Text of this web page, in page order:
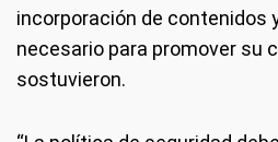
incorporación de contenidos
necesario para promover su
sostuvieron.